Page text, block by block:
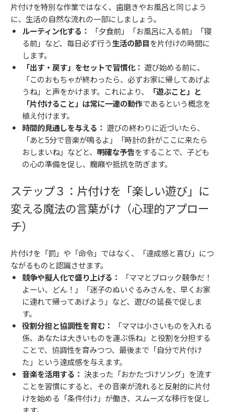
片付けを特別な作業ではなく、歯磨きやお風呂と同じよう
に、生活の自然な流れの一部にしましょう。
ルーティン化する：
「夕食前」「お風呂に入る前」「寝
る前」など、毎日必ず行う生活の節目を片付けの時間に
します。
「出す・戻す」をセットで習慣化： 遊び始める前に、
「このおもちゃが終わったら、必ずお家に帰してあげよ
うね」と声をかけます。これにより、
「遊ぶこと」と
「片付けること」は常に一連の動作であるという概念を
植え付けます。
時間的見通しを与える： 遊びの終わりに近づいたら、
「あと5分で音楽が鳴るよ」「時計の針がここに来たら
おしまいね」などと、 明確な予告をすることで、子ども
の心の準備を促し、癇癪や抵抗を防ぎます。
ステップ３：片付けを「楽しい遊び」に
変える魔法の言葉がけ（心理的アプロー
チ）
片付けを「罰」や「命令」ではなく、「達成感と喜び」につ
ながるものと認識させます。
競争や擬人化で盛り上げる：
「ママとブロック競争だ！
よーい、どん！」「迷子のぬいぐるみさんを、早くお家
に連れて帰ってあげよう」など、遊びの延長で促しま
す。
役割分担と協調性を育む：
「ママは小さいものを入れる
係、あなたは大きいものを運ぶ係ね」と役割を分担する
ことで、協調性を育みつつ、最後まで「自分で片付け
た」という達成感を与えます。
音楽を活用する： 決まった「おかたづけソング」を流す
ことを習慣にすると、その音楽が流れると反射的に片付
けを始める「条件付け」が働き、スムーズな移行を促し
ます。